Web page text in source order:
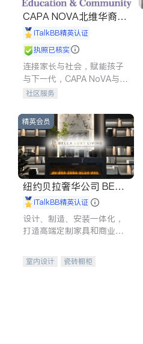
CAPA NOVA北维华裔家
长会iTalkBB精英认证
执照已核实
连接家长与社会，赋能孩子
与下一代，CAPA NoVA与您
携手建设包容、公平、充满
社区服务
精英会员
纽约贝拉奢华公司 BELL
A LUXE
iTalkBB精英认证
设计、制造、安装一体化，
打造高端定制家具和商业空
室内设计
瓷砖橱柜